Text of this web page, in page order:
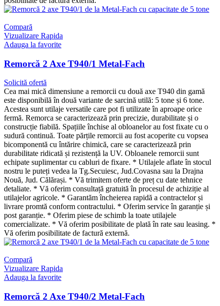
Compară
Vizualizare Rapida
Adauga la favorite
Remorcă 2 Axe T940/1 Metal-Fach
Solicită ofertă
Cea mai mică dimensiune a remorcii cu două axe T940 din gamă
este disponibilă în două variante de sarcină utilă: 5 tone și 6 tone.
Acestea sunt utilaje versatile care pot fi utilizate în aproape orice
fermă. Remorca se caracterizează prin precizie, durabilitate și o
construcție fiabilă. Spațiile închise al obloanelor au fost fixate cu o
sudură continuă. Toate părțile remorcii au fost acoperite cu vopsea
bicomponentă cu întărire chimică, care se caracterizează prin
durabilitate ridicată și rezistență la UV. Obloanele remorcii sunt
echipate suplimentar cu cabluri de fixare. * Utilajele aflate în stocul
nostru le puteți vedea la Tg.Secuiesc, Jud.Covasna sau la Drajna
Nouă, Jud. Călărași. * Vă trimitem oferte de preț cu date tehnice
detaliate. * Vă oferim consultață gratuită în procesul de achiziție al
utilajelor agricole. * Garantăm încheierea rapidă a contractelor și
livrare promtă conform contractului. * Oferim service în garanție și
post garanție. * Oferim piese de schimb la toate utilajele
comercializate. * Vă oferim posibilitate de plată în rate sau leasing. *
Vă oferim posibilitate de factură externă.
Compară
Vizualizare Rapida
Adauga la favorite
Remorcă 2 Axe T940/2 Metal-Fach